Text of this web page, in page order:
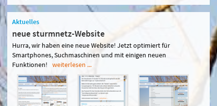
Aktuelles
neue sturmnetz-Website
Hurra, wir haben eine neue Website! Jetzt optimiert für
Smartphones, Suchmaschinen und mit einigen neuen
Funktionen!
weiterlesen ...